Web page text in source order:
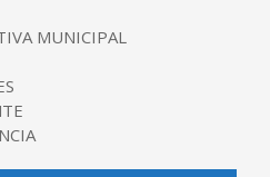
MUNICIPAL